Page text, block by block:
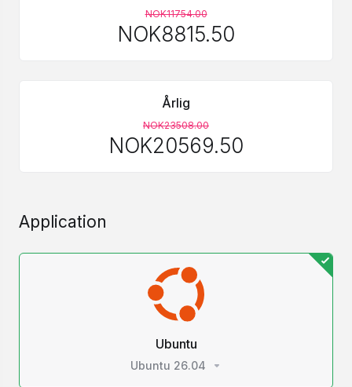
NOK11754.00
NOK8815.50
Årlig
NOK23508.00
NOK20569.50
Application
Ubuntu
Ubuntu 26.04